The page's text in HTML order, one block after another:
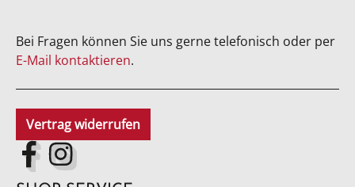
Bei Fragen können Sie uns gerne telefonisch oder per
E-Mail kontaktieren.
Vertrag widerrufen